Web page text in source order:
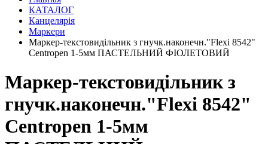
КАТАЛОГ
Канцелярія
Маркери
Маркер-текстовидільник з гнучк.наконечн."Flexi 8542"
Centropen 1-5мм ПАСТЕЛЬНИЙ ФІОЛЕТОВИЙ
Маркер-текстовидільник з
гнучк.наконечн."Flexi 8542"
Centropen 1-5мм